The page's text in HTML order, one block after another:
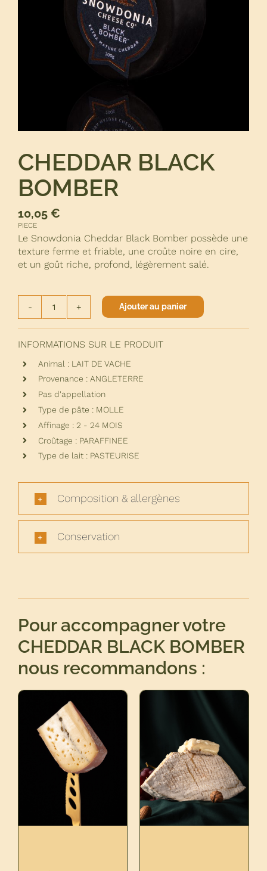
CHEDDAR BLACK
BOMBER
10,05 €
PIECE
Le Snowdonia Cheddar Black Bomber possède une
texture ferme et friable, une croûte noire en cire,
et un goût riche, profond, légèrement salé.
quantité
de
CHEDDAR
BLACK
BOMBER
Ajouter au panier
INFORMATIONS SUR LE PRODUIT
Animal : LAIT DE VACHE
Provenance : ANGLETERRE
Pas d'appellation
Type de pâte : MOLLE
Affinage : 2 - 24 MOIS
Croûtage : PARAFFINEE
Type de lait : PASTEURISE
Composition & allergènes
Conservation
Pour accompagner votre
CHEDDAR BLACK BOMBER
nous recommandons :